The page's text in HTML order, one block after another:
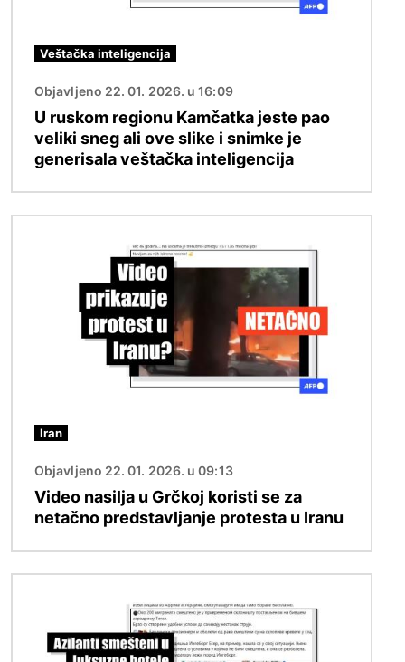
Veštačka inteligencija
Objavljeno 22. 01. 2026. u 16:09
U ruskom regionu Kamčatka jeste pao
veliki sneg ali ove slike i snimke je
generisala veštačka inteligencija
Iran
Objavljeno 22. 01. 2026. u 09:13
Video nasilja u Grčkoj koristi se za
netačno predstavljanje protesta u Iranu